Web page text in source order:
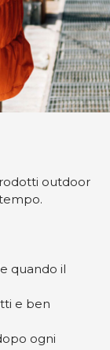
outdoor
quando il
e ben
ogni